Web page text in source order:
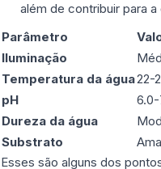
além de contribuir para
Parâmetro
Iluminação
Temperatura da água22-
pH
6.0-
Dureza da água
Substrato
Esses são alguns dos